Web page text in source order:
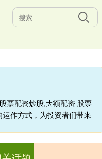
票配资炒股,大额配资,股票
作方式，为投资者们带来